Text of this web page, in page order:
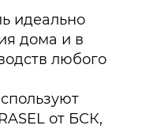
идеально
дома и в
любого
от БСК,